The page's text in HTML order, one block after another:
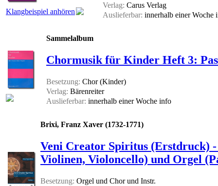
Klangbeispiel anhören
Verlag: Carus Verlag
Auslieferbar: innerhalb einer Woche
Sammelalbum
Chormusik für Kinder Heft 3:
Besetzung: Chor (Kinder)
Verlag: Bärenreiter
Auslieferbar: innerhalb einer Woche info
Brixi, Franz Xaver (1732-1771)
Veni Creator Spiritus (Erstdruck)
Violinen, Violoncello) und Orgel
Besetzung: Orgel und Chor und Instr.